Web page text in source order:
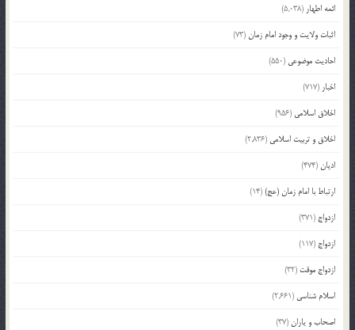
ائمه اطهار (5,038)
اثبات ولایت و وجود امام زمان(73)
احادیث موضوعی (550)
اخبار (717)
اخلاق اسلامی (956)
اخلاق و تربیت اسلامی (2,836)
ادیان(474)
ارتباط با امام زمان (عج)(14)
ازدواج (371)
ازدواج (117)
ازدواج موقت (32)
اسلام شناسی (2,661)
اصحاب و یاران(37)